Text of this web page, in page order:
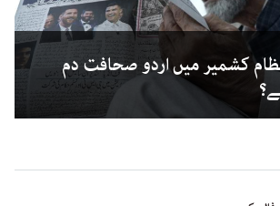
کشمیر میں اردو صحافت دم